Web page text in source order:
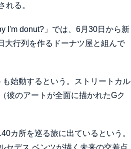
れる。
I'm donut?」では、6月30日から新
大行列を作るドーナツ屋と組んで
始動するという。ストリートカル
彼のアートが全面に描かれたGク
カ所を巡る旅に出ているという。
セデス ベンツが描く未来の交差点